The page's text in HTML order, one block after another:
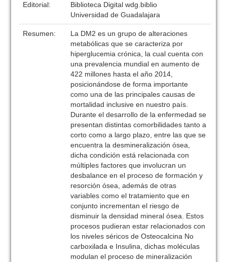
Editorial:
Biblioteca Digital wdg.biblio
Universidad de Guadalajara
Resumen:
La DM2 es un grupo de alteraciones
metabólicas que se caracteriza por
hiperglucemia crónica, la cual cuenta con
una prevalencia mundial en aumento de
422 millones hasta el año 2014,
posicionándose de forma importante
como una de las principales causas de
mortalidad inclusive en nuestro país.
Durante el desarrollo de la enfermedad se
presentan distintas comorbilidades tanto a
corto como a largo plazo, entre las que se
encuentra la desmineralización ósea,
dicha condición está relacionada con
múltiples factores que involucran un
desbalance en el proceso de formación y
resorción ósea, además de otras
variables como el tratamiento que en
conjunto incrementan el riesgo de
disminuir la densidad mineral ósea. Estos
procesos pudieran estar relacionados con
los niveles séricos de Osteocalcina No
carboxilada e Insulina, dichas moléculas
modulan el proceso de mineralización